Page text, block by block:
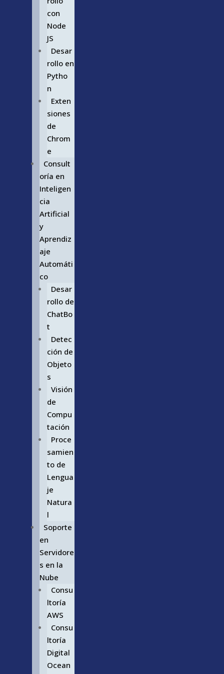
con
Node
JS
Desar
rollo en
Pytho
n
Exten
siones
de
Chrom
e
Consult
oría en
Inteligen
cia
Artificial
y
Aprendiz
aje
Automáti
co
Desar
rollo de
ChatBo
t
Detec
ción de
Objeto
s
Visión
de
Compu
tación
Proce
samien
to de
Lengua
je
Natura
l
Soporte
en
Servidore
s en la
Nube
Consu
ltoría
AWS
Consu
ltoría
Digital
Ocean